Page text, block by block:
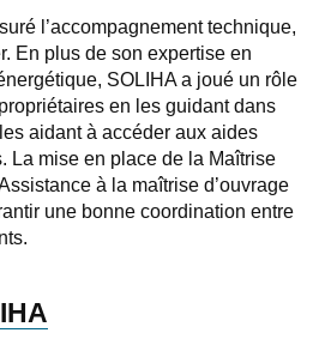
l’accompagnement technique,
En plus de son expertise en
SOLIHA a joué un rôle
en les guidant dans
aidant à accéder aux aides
La mise en place de la Maîtrise
à la maîtrise d’ouvrage
une bonne coordination entre